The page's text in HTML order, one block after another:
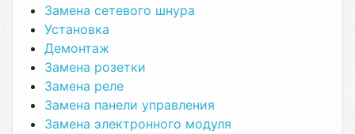
Замена сетевого шнура
Установка
Демонтаж
Замена розетки
Замена реле
Замена панели управления
Замена электронного модуля